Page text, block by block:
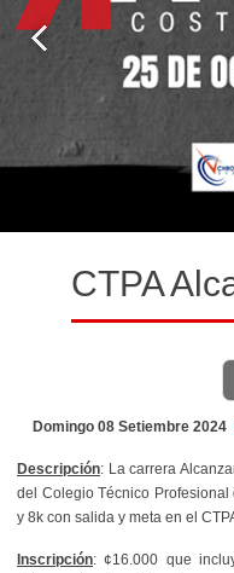
CTPA
Domingo 08 Setiembre 2024
Descripción: La carrera
del Colegio Técnico Profesional
y 8k con salida y meta en el
Inscripción: ¢16.000 que